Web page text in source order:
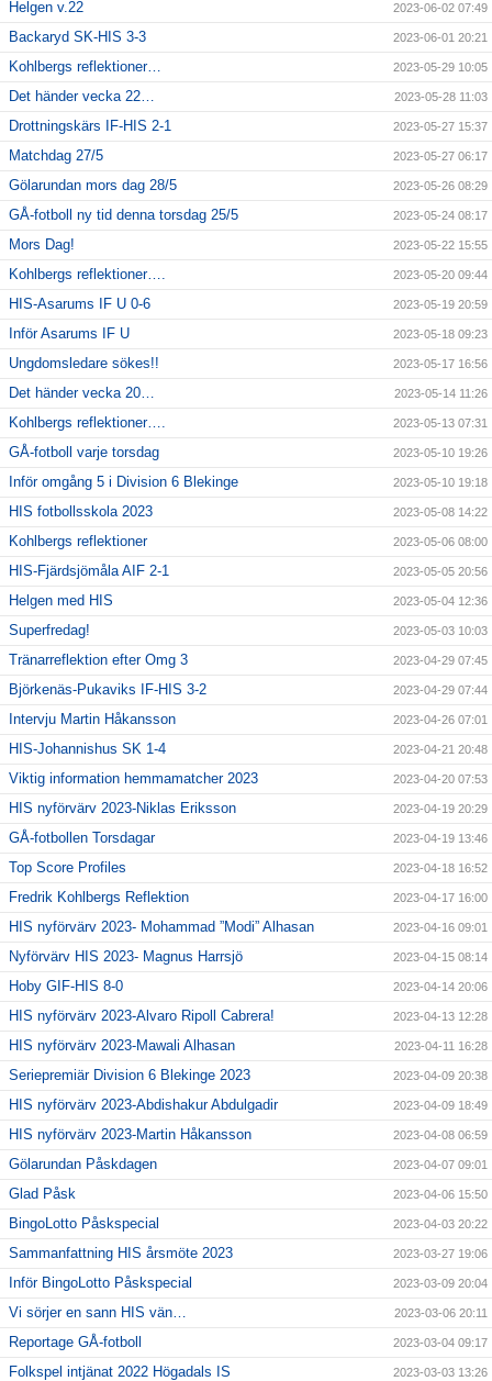
Helgen v.22 2023-06-02 07:49
Backaryd SK-HIS 3-3 2023-06-01 20:21
Kohlbergs reflektioner… 2023-05-29 10:05
Det händer vecka 22… 2023-05-28 11:03
Drottningskärs IF-HIS 2-1 2023-05-27 15:37
Matchdag 27/5 2023-05-27 06:17
Gölarundan mors dag 28/5 2023-05-26 08:29
GÅ-fotboll ny tid denna torsdag 25/5 2023-05-24 08:17
Mors Dag! 2023-05-22 15:55
Kohlbergs reflektioner…. 2023-05-20 09:44
HIS-Asarums IF U 0-6 2023-05-19 20:59
Inför Asarums IF U 2023-05-18 09:23
Ungdomsledare sökes!! 2023-05-17 16:56
Det händer vecka 20… 2023-05-14 11:26
Kohlbergs reflektioner…. 2023-05-13 07:31
GÅ-fotboll varje torsdag 2023-05-10 19:26
Inför omgång 5 i Division 6 Blekinge 2023-05-10 19:18
HIS fotbollsskola 2023 2023-05-08 14:22
Kohlbergs reflektioner 2023-05-06 08:00
HIS-Fjärdsjömåla AIF 2-1 2023-05-05 20:56
Helgen med HIS 2023-05-04 12:36
Superfredag! 2023-05-03 10:03
Tränarreflektion efter Omg 3 2023-04-29 07:45
Björkenäs-Pukaviks IF-HIS 3-2 2023-04-29 07:44
Intervju Martin Håkansson 2023-04-26 07:01
HIS-Johannishus SK 1-4 2023-04-21 20:48
Viktig information hemmamatcher 2023 2023-04-20 07:53
HIS nyförvärv 2023-Niklas Eriksson 2023-04-19 20:29
GÅ-fotbollen Torsdagar 2023-04-19 13:46
Top Score Profiles 2023-04-18 16:52
Fredrik Kohlbergs Reflektion 2023-04-17 16:00
HIS nyförvärv 2023- Mohammad ”Modi” Alhasan 2023-04-16 09:01
Nyförvärv HIS 2023- Magnus Harrsjö 2023-04-15 08:14
Hoby GIF-HIS 8-0 2023-04-14 20:06
HIS nyförvärv 2023-Alvaro Ripoll Cabrera! 2023-04-13 12:28
HIS nyförvärv 2023-Mawali Alhasan 2023-04-11 16:28
Seriepremiär Division 6 Blekinge 2023 2023-04-09 20:38
HIS nyförvärv 2023-Abdishakur Abdulgadir 2023-04-09 18:49
HIS nyförvärv 2023-Martin Håkansson 2023-04-08 06:59
Gölarundan Påskdagen 2023-04-07 09:01
Glad Påsk 2023-04-06 15:50
BingoLotto Påskspecial 2023-04-03 20:22
Sammanfattning HIS årsmöte 2023 2023-03-27 19:06
Inför BingoLotto Påskspecial 2023-03-09 20:04
Vi sörjer en sann HIS vän… 2023-03-06 20:11
Reportage GÅ-fotboll 2023-03-04 09:17
Folkspel intjänat 2022 Högadals IS 2023-03-03 13:26